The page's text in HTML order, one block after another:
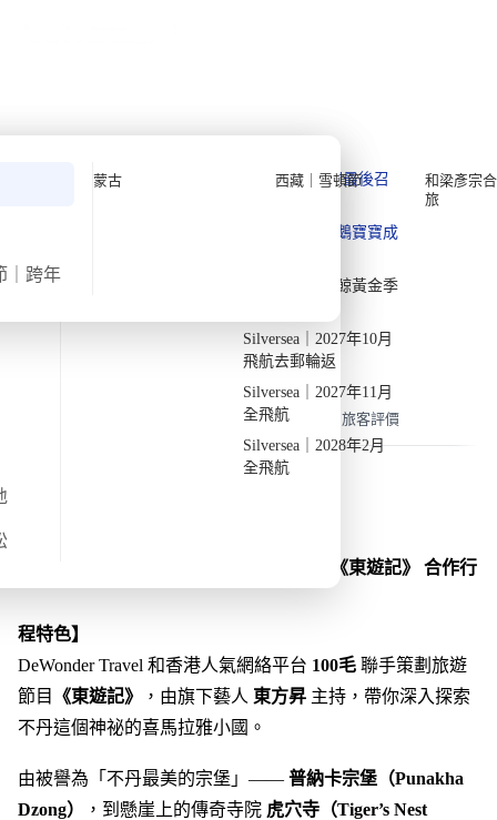
Quark 極地探險先鋒
Quark｜11月初最後召
Quark｜1月企鵝寶寶成
Quark｜3月觀鯨黃金季
Silversea｜2027年10月
飛航去郵輪返
Silversea｜2027年11月
全飛航
Silversea｜2028年2月
全飛航
和梁彥宗
旅
｜跨年
蒙古 西藏｜雪頓節
100毛 東方昇《東遊記》 不丹深
度遊【7日6夜】
氣溫
11/26度
出發地
DW BH SEP 100 MOST
東遊記
常見問題 旅客評價
【DeWonder Travel 不丹 x 100毛 東方昇《東遊記》 合作⾏
程特⾊】
DeWonder Travel 和香港人氣網絡平台 100毛 聯手策劃旅遊
節目
《東遊記》 ，由旗下藝人 東方昇 主持，帶你深入探索
不丹這個神祕的喜馬拉雅小國。
由被譽為「不丹最美的宗堡」—— 普納卡宗堡（Punakha
Dzong）
，到懸崖上的傳奇寺院 虎穴寺（Tiger’s Nest